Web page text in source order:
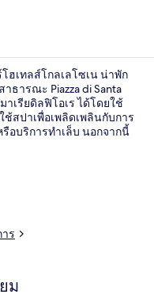
ฮเทลส์โกลเลโซเน น่าพัก
ธารณะ Piazza di Santa
เรียดิลฟิโอเร ได้โดยใช้
ช้สปาเพื่อเพลิดเพลินกับการ
บริการทำเล็บ นอกจากนี้
มสุดหรูแห่งนี้ ได้แก่ บาร์/เลา
ทางต่างมอบคำชมเชยเกี่ยว
ณะ: เดิน 6 นาทีถึง ป้ายรถ
ดา - สถานีซานตามาเรียโน
ร
ม